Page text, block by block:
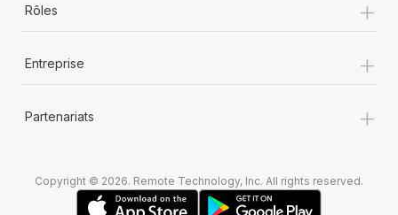
Rôles +
Entreprise +
Partenariats +
Copyright © 2026. Remote Technology, Inc. All rights reserved.